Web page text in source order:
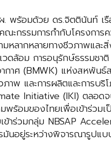
. พร้อมด้วย ดร.จิตตินันท์ เ
ะกรรมการกำกับโครงการ
ลากหลายทางชีวภาพแล
ดล้อม การอนุรักษ์ธรรมช
กาศ (BMWK) แห่งสหพันธ์
าพ และการผลิตและการบ
Initiative (IKI) ตลอดจ
ร้อมของไทยเพื่อเข้าร่วมเ
ข้าร่วมกลุ่ม NBSAP
อยู่ระหว่างพิจารณารูปแบ